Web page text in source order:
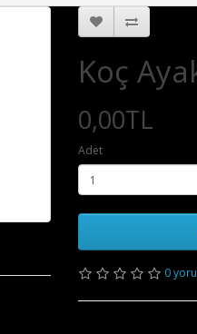
Koç
0,00TL
Adet
0